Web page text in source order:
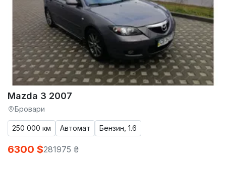
Mazda 3 2007
Бровари
250 000 км Автомат Бензин, 1.6
6300 $281975 ₴